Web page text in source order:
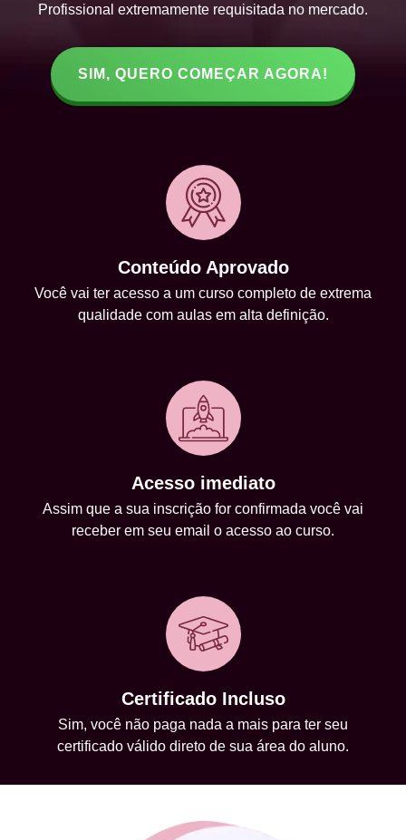
Profissional extremamente requisitada no mercado.
SIM, QUERO COMEÇAR AGORA!
Conteúdo Aprovado
Você vai ter acesso a um curso completo de extrema
qualidade com aulas em alta definição.
Acesso imediato
Assim que a sua inscrição for confirmada você vai
receber em seu email o acesso ao curso.
Certificado Incluso
Sim, você não paga nada a mais para ter seu
certificado válido direto de sua área do aluno.